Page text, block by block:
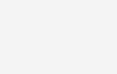
in Materialien oder
zu können.
in Windkraftanlagen, auf
Einsatz. Dass sie der
standhalten können, beweisen sie
IP-Schutzarten IP X3 bis